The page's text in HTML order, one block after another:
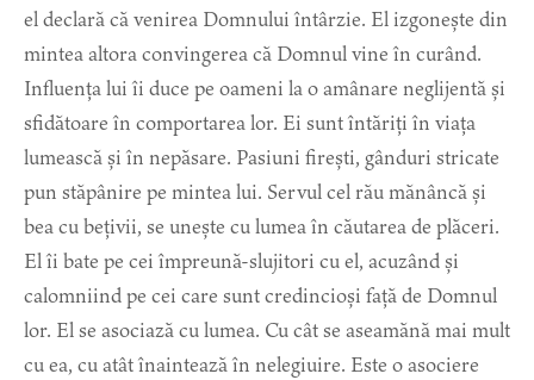
el declară că venirea Domnului întârzie. El izgonește din
mintea altora convingerea că Domnul vine în curând.
Influența lui îi duce pe oameni la o amânare neglijentă și
sfidătoare în comportarea lor. Ei sunt întăriți în viața
lumească și în nepăsare. Pasiuni firești, gânduri stricate
pun stăpânire pe mintea lui. Servul cel rău mănâncă și
bea cu bețivii, se unește cu lumea în căutarea de plăceri.
El îi bate pe cei împreună-slujitori cu el, acuzând și
calomniind pe cei care sunt credincioși față de Domnul
lor. El se asociază cu lumea. Cu cât se aseamănă mai mult
cu ea, cu atât înaintează în nelegiuire. Este o asociere